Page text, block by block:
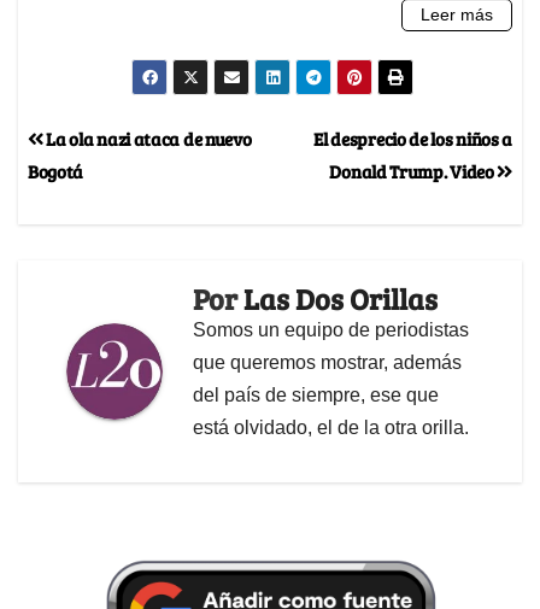
El desprecio de los niños a
Donald Trump. Video
La ola nazi ataca de nuevo
Bogotá
PorLas Dos Orillas
Somos un equipo de periodistas
que queremos mostrar, además
del país de siempre, ese que
está olvidado, el de la otra orilla.